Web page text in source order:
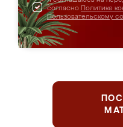
согласно Политике
Пользовательскому